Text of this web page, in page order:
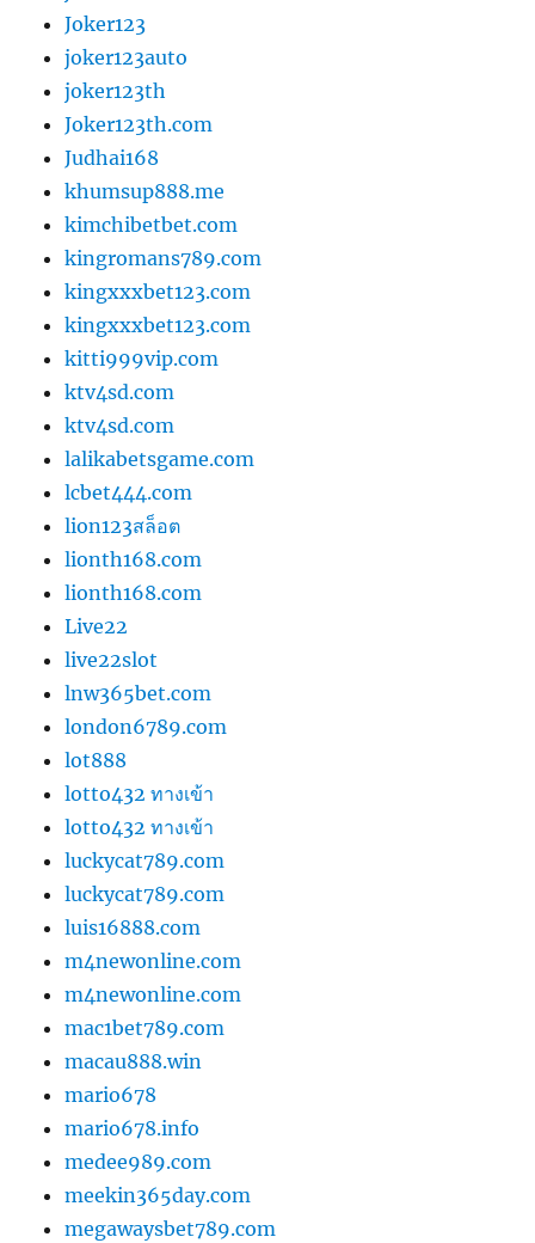
Joker123
joker123auto
joker123th
Joker123th.com
Judhai168
khumsup888.me
kimchibetbet.com
kingromans789.com
kingxxxbet123.com
kingxxxbet123.com
kitti999vip.com
ktv4sd.com
ktv4sd.com
lalikabetsgame.com
lcbet444.com
lion123สล็อต
lionth168.com
lionth168.com
Live22
live22slot
lnw365bet.com
london6789.com
lot888
lotto432 ทางเข้า
lotto432 ทางเข้า
luckycat789.com
luckycat789.com
luis16888.com
m4newonline.com
m4newonline.com
mac1bet789.com
macau888.win
mario678
mario678.info
medee989.com
meekin365day.com
megawaysbet789.com